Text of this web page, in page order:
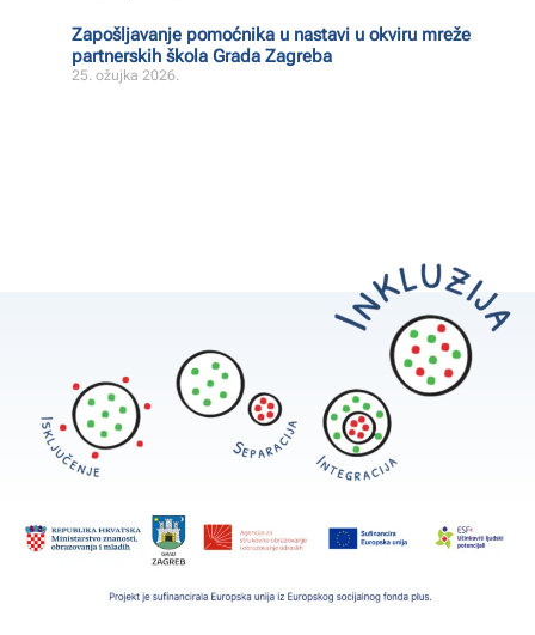
Zapošljavanje pomoćnika u nastavi u okviru mreže
partnerskih škola Grada Zagreba
25. ožujka 2026.